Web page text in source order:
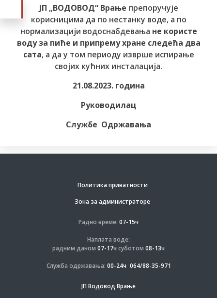
ЈП „ВОДОВОД“ Врање препоручује
корисницима да по нестанку воде, а по
нормализацији водоснабдевања не користе
воду за пиће и припрему хране следећа два
сата, а да у том периоду изврше испирање
својих кућних инсталација.
21.08.2023. година
Руководилац
Службе Одржавања
Политика приватности
Зона за администраторе
Радно време: 07-15ч
Наплата воде:
радним даном 07-17ч суботом 08-13ч
Служба одржавања: 00-24ч 064/88-35-971
ЈП Водовод Врање